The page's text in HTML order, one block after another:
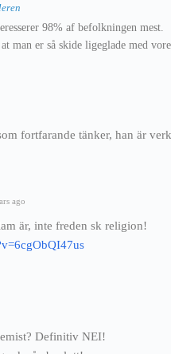
98% af befolkningen mest.
man er så skide ligeglade med
fortfarande tänker, han är
ago
är, inte freden sk religion!
Definitiv NEI!